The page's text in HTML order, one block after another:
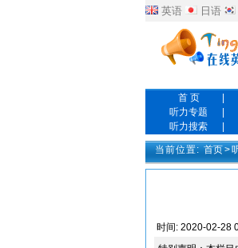
英语 日语
首 页
听力专题
听力搜索
当前位置: 首页>
时间: 2020-02-28